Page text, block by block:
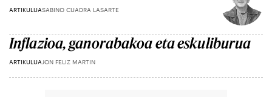
ARTIKULUASABINO CUADRA LASARTE
Inflazioa, ganorabakoa eta eskuliburua
ARTIKULUA JON FELIZ MARTIN